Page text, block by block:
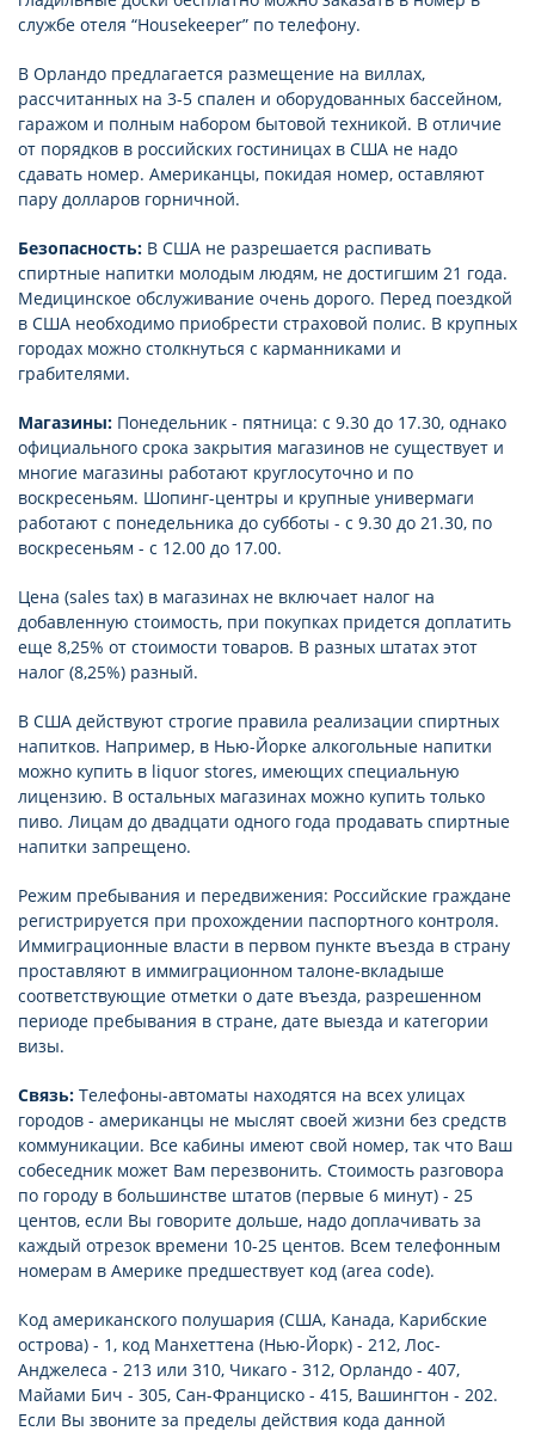
службе отеля “Housеkееper” по телефону.
В Орландо предлагается размещение на виллах,
рассчитанных на 3-5 спален и оборудованных бассейном,
гаражом и полным набором бытовой техникой. В отличие
от порядков в российских гостиницах в США не надо
сдавать номер. Американцы, покидая номер, оставляют
пару долларов горничной.
Безопасность: В США не разрешается распивать
спиртные напитки молодым людям, не достигшим 21 года.
Медицинское обслуживание очень дорого. Перед поездкой
в США необходимо приобрести страховой полис. В крупных
городах можно столкнуться с карманниками и
грабителями.
Магазины: Понедельник - пятница: с 9.30 до 17.30, однако
официального срока закрытия магазинов не существует и
многие магазины работают круглосуточно и по
воскресеньям. Шопинг-центры и крупные универмаги
работают с понедельника до субботы - с 9.30 до 21.30, по
воскресеньям - с 12.00 до 17.00.
Цена (sales tax) в магазинах не включает налог на
добавленную стоимость, при покупках придется доплатить
еще 8,25% от стоимости товаров. В разных штатах этот
налог (8,25%) разный.
В США действуют строгие правила реализации спиртных
напитков. Например, в Нью-Йорке алкогольные напитки
можно купить в liquor stores, имеющих специальную
лицензию. В остальных магазинах можно купить только
пиво. Лицам до двадцати одного года продавать спиртные
напитки запрещено.
Режим пребывания и передвижения: Российские граждане
регистрируется при прохождении паспортного контроля.
Иммиграционные власти в первом пункте въезда в страну
проставляют в иммиграционном талоне-вкладыше
соответствующие отметки о дате въезда, разрешенном
периоде пребывания в стране, дате выезда и категории
визы.
Связь: Телефоны-автоматы находятся на всех улицах
городов - американцы не мыслят своей жизни без средств
коммуникации. Все кабины имеют свой номер, так что Ваш
собеседник может Вам перезвонить. Стоимость разговора
по городу в большинстве штатов (первые 6 минут) - 25
центов, если Вы говорите дольше, надо доплачивать за
каждый отрезок времени 10-25 центов. Всем телефонным
номерам в Америке предшествует код (area code).
Код американского полушария (США, Канада, Карибские
острова) - 1, код Манхеттена (Нью-Йорк) - 212, Лос-
Анджелеса - 213 или 310, Чикаго - 312, Орландо - 407,
Майами Бич - 305, Сан-Франциско - 415, Вашингтон - 202.
Если Вы звоните за пределы действия кода данной